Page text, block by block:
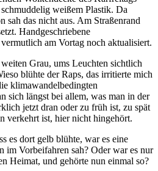
weißem Plastik. Da
sah das nicht aus. Am Straßenrand
Handgeschriebene
am Vortag noch aktualisiert.
Grau, ums Leuchten sichtlich
blühte der Raps, das irritierte mich
klimawandelbedingten
sich längst bei allem, was man in der
jetzt dran oder zu früh ist, zu spät
verkehrt ist, hier nicht hingehört.
es dort gelb blühte, war es eine
im Vorbeifahren sah? Oder war es nur
Heimat, und gehörte nun einmal so?